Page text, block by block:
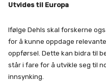
Utvides til Europa
Ifølge Dehls skal forskerne
for å kunne oppdage
oppførsel. Dette kan bidra til
står i fare for å utvikle seg til
innsynking.